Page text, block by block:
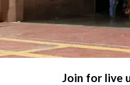
Join for live